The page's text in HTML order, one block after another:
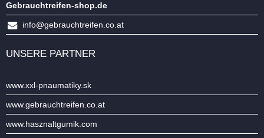
Gebrauchtreifen-shop.de
info@gebrauchtreifen.co.at
UNSERE PARTNER
www.xxl-pnaumatiky.sk
www.gebrauchtreifen.co.at
www.hasznaltgumik.com